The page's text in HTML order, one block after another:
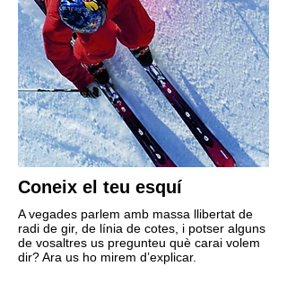
Coneix el teu esquí
A vegades parlem amb massa llibertat de
radi de gir, de línia de cotes, i potser alguns
de vosaltres us pregunteu què carai volem
dir? Ara us ho mirem d’explicar.